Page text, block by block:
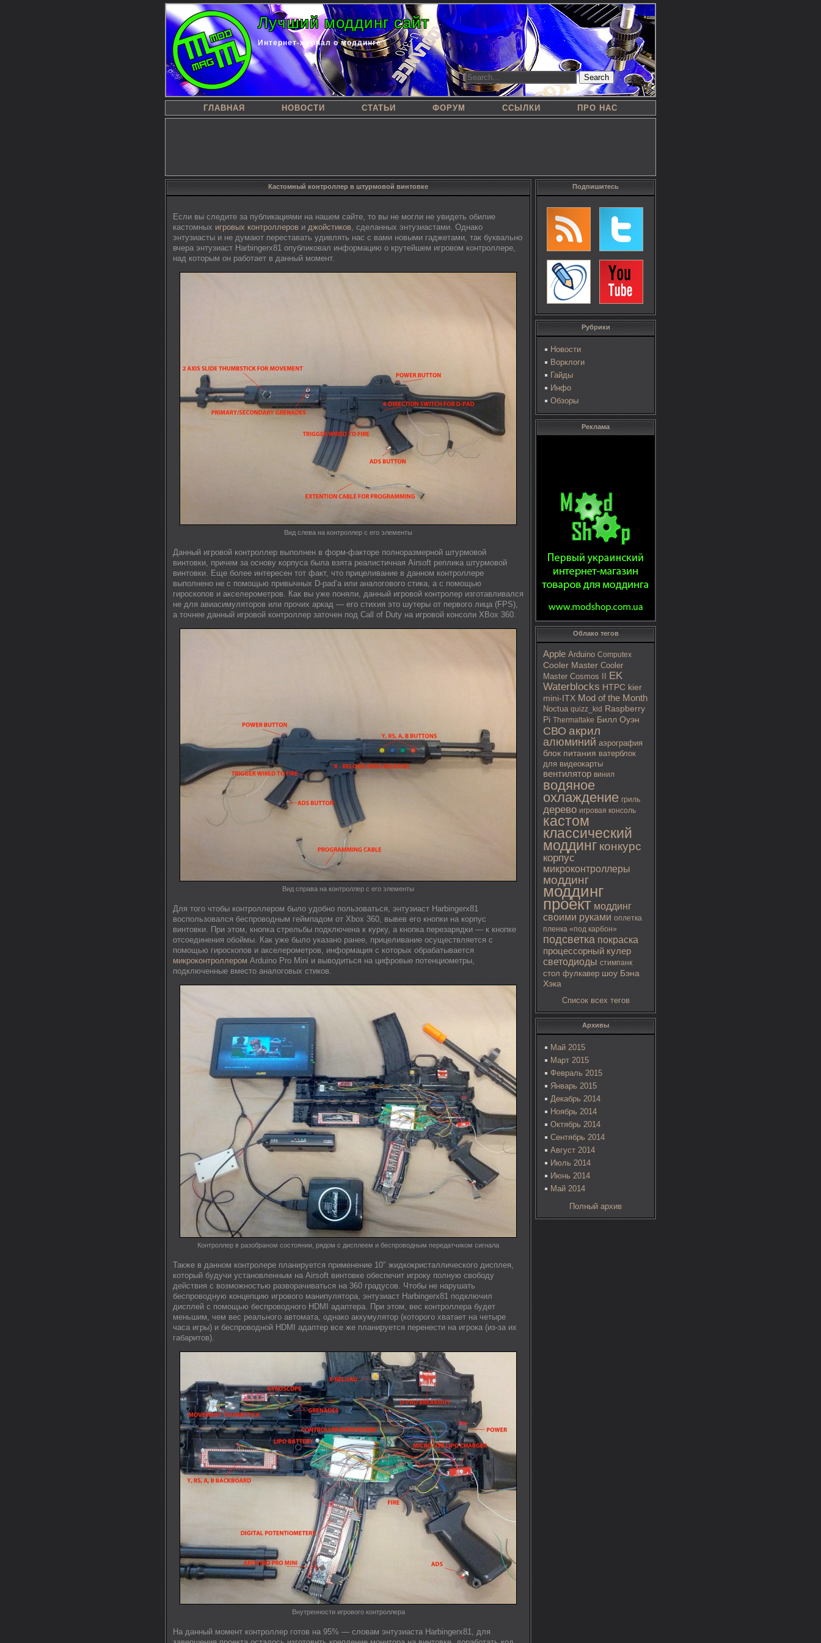
Лучший моддинг сайт
Интернет-журнал о моддинге
Search
ГЛАВНАЯ НОВОСТИ СТАТЬИ ФОРУМ ССЫЛКИ ПРО НАС
Подпишитесь
Рубрики
Новости
Ворклоги
Гайды
Инфо
Обзоры
Реклама
Облако тегов
Apple Arduino Computex
Cooler Master Cooler
Master Cosmos II
EK
Waterblocks HTPC kier
mini-ITX Mod of the Month
Noctua quizz_kid Raspberry
Pi Thermaltake Билл Оуэн
СВО акрил
алюминий аэрография
блок питания ватерблок
для видеокарты
вентилятор винил
водяное
охлаждение гриль
дерево игровая консоль
кастом
классический
моддинг конкурс
корпус
микроконтроллеры
моддинг
моддинг
проект моддинг
своими руками оплетка
пленка «под карбон»
подсветка покраска
процессорный кулер
светодиоды стимпанк
стол фулкавер шоу Бэна
Хэка
Список всех тегов
Архивы
Май 2015
Март 2015
Февраль 2015
Январь 2015
Декабрь 2014
Ноябрь 2014
Октябрь 2014
Сентябрь 2014
Август 2014
Июль 2014
Июнь 2014
Май 2014
Полный архив
Кастомный контроллер в штурмовой винтовке
Если вы следите за публикациями на нашем сайте, то вы не могли не увидеть обилие
кастомных игровых контроллеров и джойстиков, сделанных энтузиастами. Однако
энтузиасты и не думают переставать удивлять нас с вами новыми гаджетами, так буквально
вчера энтузиаст Harbingerx81 опубликовал информацию о крутейшем игровом контроллере,
над которым он работает в данный момент.
Вид слева на контроллер с его элементы
Данный игровой контроллер выполнен в форм-факторе полноразмерной штурмовой
винтовки, причем за основу корпуса была взята реалистичная Airsoft реплика штурмовой
винтовки. Еще более интересен тот факт, что прицеливание в данном контроллере
выполнено не с помощью привычных D-pad’а или аналогового стика, а с помощью
гироскопов и акселерометров. Как вы уже поняли, данный игровой контролер изготавливался
не для авиасимуляторов или прочих аркад — его стихия это шутеры от первого лица (FPS),
а точнее данный игровой контроллер заточен под Call of Duty на игровой консоли XBox 360.
Вид справа на контроллер с его элементы
Для того чтобы контроллером было удобно пользоваться, энтузиаст Harbingerx81
воспользовался беспроводным геймпадом от Xbox 360, вывев его кнопки на корпус
винтовки. При этом, кнопка стрельбы подключена к курку, а кнопка перезарядки — к кнопке
отсоединения обоймы. Как уже было указано ранее, прицеливание осуществляется с
помощью гироскопов и акселерометров, информация с которых обрабатывается
микроконтроллером Arduino Pro Mini и выводиться на цифровые потенциометры,
подключенные вместо аналоговых стиков.
Контроллер в разобраном состоянии, рядом с дисплеем и беспроводным передатчиком сигнала
Также в данном контролере планируется применение 10″ жидкокристаллического дисплея,
который будучи установленным на Airsoft винтовке обеспечит игроку полную свободу
действия с возможностью разворачиваться на 360 градусов. Чтобы не нарушать
беспроводную концепцию игрового манипулятора, энтузиаст Harbingerx81 подключил
дисплей с помощью беспроводного HDMI адаптера. При этом, вес контроллера будет
меньшим, чем вес реального автомата, однако аккумулятор (которого хватает на четыре
часа игры) и беспроводной HDMI адаптер все же планируется перенести на игрока (из-за их
габаритов).
Внутренности игрового контроллера
На данный момент контроллер готов на 95% — словам энтузиаста Harbingerx81, для